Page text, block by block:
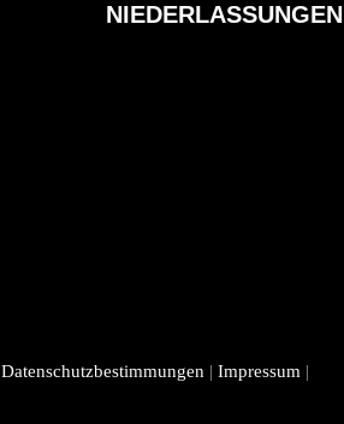
NIEDERLASSUNGEN
Datenschutzbestimmungen | Impressum |